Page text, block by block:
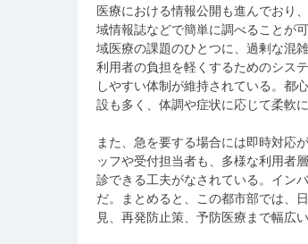
医療における情報公開も進んでおり
域情報誌などで簡単に調べることが
域医療の課題のひとつに、過剰な混
利用者の負担を軽くするためのシス
しやすい体制が維持されている。都
設も多く、体調や症状に応じて柔軟
また、急を要する場合には即時対応
ッフや受付担当者も、多様な利用者
診できる工夫がなされている。イン
だ。まとめると、この都市部では、
見、再発防止策、予防医療まで幅広